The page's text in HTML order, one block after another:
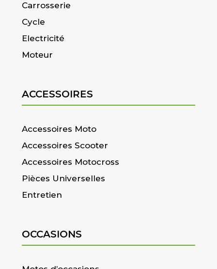
Carrosserie
Cycle
Electricité
Moteur
ACCESSOIRES
Accessoires Moto
Accessoires Scooter
Accessoires Motocross
Pièces Universelles
Entretien
OCCASIONS